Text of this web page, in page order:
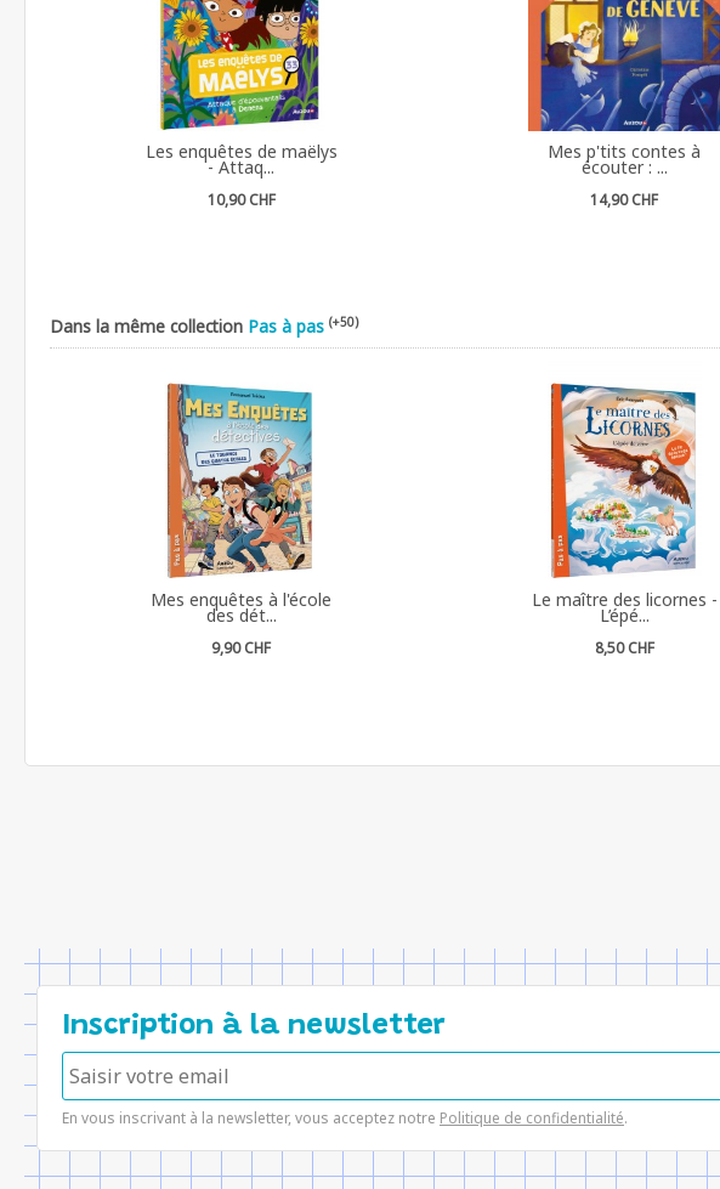
Les enquêtes de maëlys
- Attaq...
10,90 CHF
Mes p'tits contes à
écouter : ...
14,90 CHF
Dans la même collection Pas à pas (+50)
Mes enquêtes à l'école
des dét...
9,90 CHF
Le maître des licornes -
L’épé...
8,50 CHF
Inscription à la newsletter
En vous inscrivant à la newsletter, vous acceptez notre Politique de confidentialité.